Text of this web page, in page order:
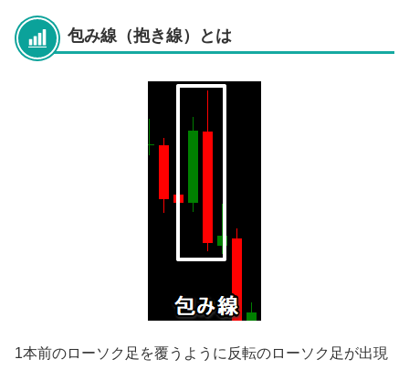
包み線（抱き線）とは
1本前のローソク足を覆うように反転のローソク足が出現